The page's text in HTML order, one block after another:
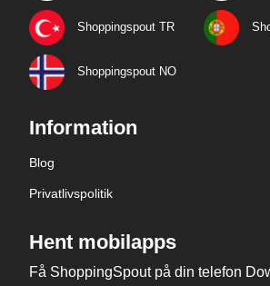
Shoppingspout TR
Shoppingspout NO
Information
Blog
Privatlivspolitik
Hent mobilapps
Få ShoppingSpout på din telefon